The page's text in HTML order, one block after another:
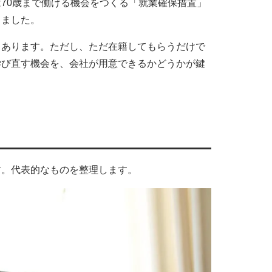
歳まで働ける機会をつくる「就業確保措置」
した。
ります。ただし、ただ在籍してもらうだけで
直す機会を、会社が用意できるかどうかが鍵
代表的なものを整理します。